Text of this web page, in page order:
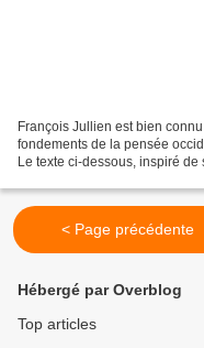
François Jullien est bien
fondements de la pensée
Le texte ci-dessous, inspiré
< Page précédente
Hébergé par Overblog
Top articles